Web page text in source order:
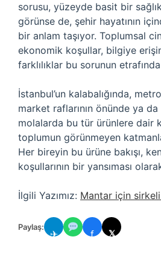
sorusu, yüzeyde basit bir
görünse de, şehir hayatının
bir anlam taşıyor. Toplumsal
ekonomik koşullar, bilgiye
farklılıklar bu sorunun
İstanbul’un kalabalığında,
market raflarının önünde ya
molalarda bu tür ürünlere dair
toplumun görünmeyen
Her bireyin bu ürüne bakışı,
koşullarının bir yansıması
İlgili Yazımız: Mantar için sirkeli
Paylaş:
✈ f 𝕏